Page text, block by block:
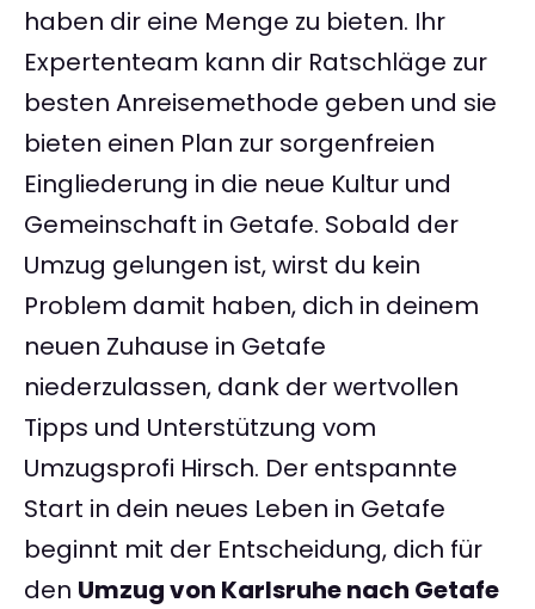
haben dir eine Menge zu bieten. Ihr
Expertenteam kann dir Ratschläge zur
besten Anreisemethode geben und sie
bieten einen Plan zur sorgenfreien
Eingliederung in die neue Kultur und
Gemeinschaft in Getafe. Sobald der
Umzug gelungen ist, wirst du kein
Problem damit haben, dich in deinem
neuen Zuhause in Getafe
niederzulassen, dank der wertvollen
Tipps und Unterstützung vom
Umzugsprofi Hirsch. Der entspannte
Start in dein neues Leben in Getafe
beginnt mit der Entscheidung, dich für
den Umzug von Karlsruhe nach Getafe